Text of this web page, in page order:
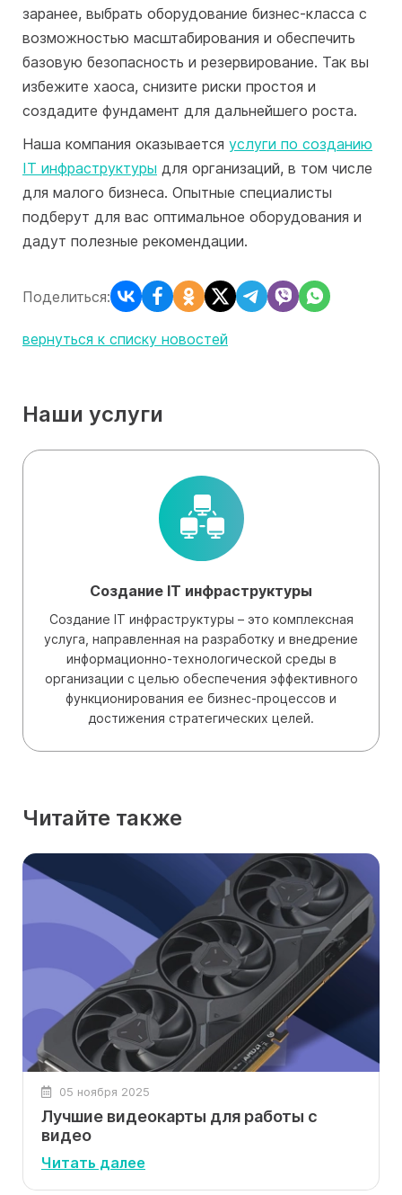
заранее, выбрать оборудование бизнес-класса с
возможностью масштабирования и обеспечить
базовую безопасность и резервирование. Так вы
избежите хаоса, снизите риски простоя и
создадите фундамент для дальнейшего роста.
Наша компания оказывается услуги по созданию
IT инфраструктуры для организаций, в том числе
для малого бизнеса. Опытные специалисты
подберут для вас оптимальное оборудования и
дадут полезные рекомендации.
Поделиться:
вернуться к списку новостей
Наши услуги
Создание IT инфраструктуры
Создание IT инфраструктуры – это комплексная
услуга, направленная на разработку и внедрение
информационно-технологической среды в
организации с целью обеспечения эффективного
функционирования ее бизнес-процессов и
достижения стратегических целей.
Читайте также
05 ноября 2025
Лучшие видеокарты для работы с
видео
Читать далее